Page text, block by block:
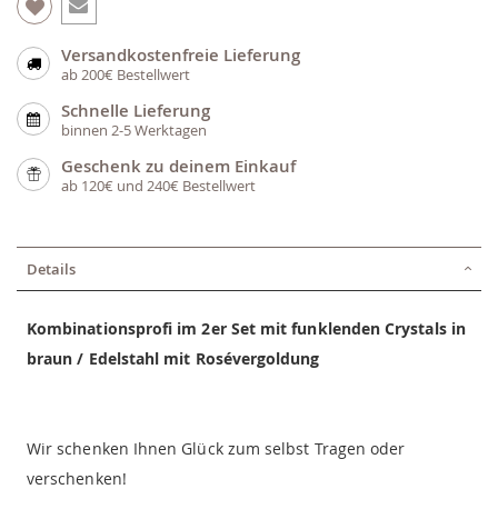
Versandkostenfreie Lieferung
ab 200€ Bestellwert
Schnelle Lieferung
binnen 2-5 Werktagen
Geschenk zu deinem Einkauf
ab 120€ und 240€ Bestellwert
Details
Kombinationsprofi im 2er Set mit funklenden Crystals in
braun / Edelstahl mit Rosévergoldung
Wir schenken Ihnen Glück zum selbst Tragen oder
verschenken!